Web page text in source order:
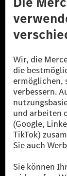
© 2026 Mercedes-
reduzierte CO₂-
zertifizierte
[2] Renewable
Public in Europa,
Ladestation noch
verwendet
sicher, dass für
Strommenge aus
Sie stammen
als sechs Jahre sind.
* Inkl. EKOenergy
* Die angegebenen
Messverfahren